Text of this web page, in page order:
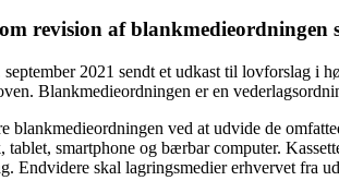
revision af blankmedieordningen
2021 sendt et udkast til lovforslag
Blankmedieordningen er en
blankmedieordningen ved at udvide de
smartphone og bærbar computer.
Endvidere skal lagringsmedier erhvervet fra